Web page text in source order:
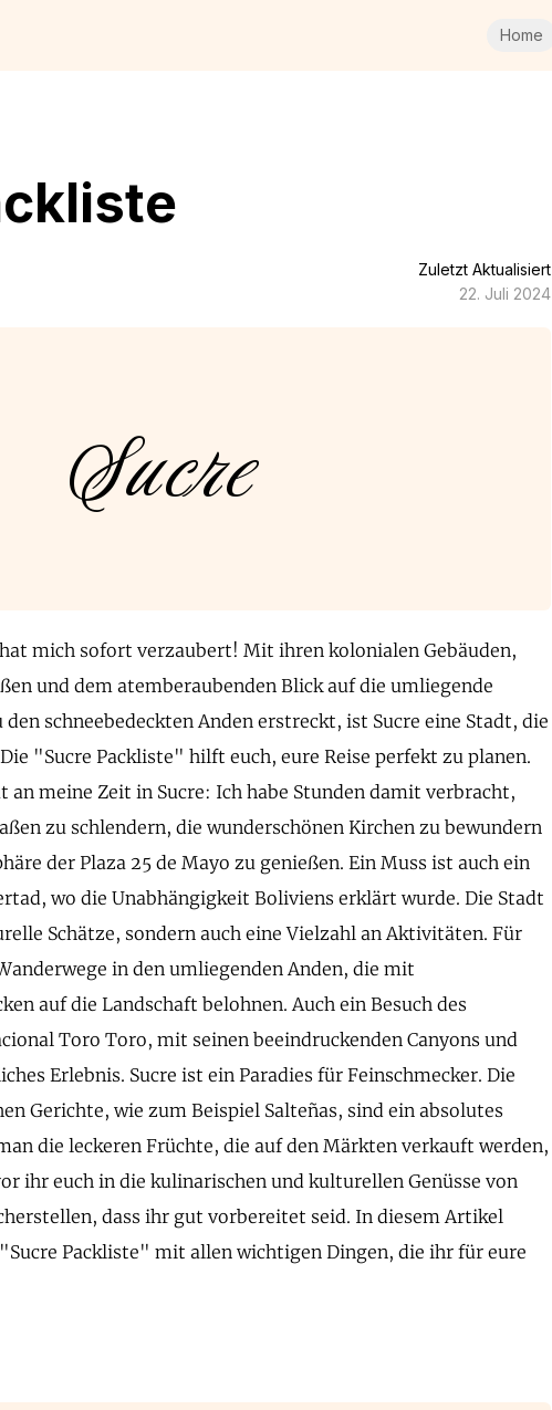
Home
Zuletzt Aktualisiert
22. Juli 2024
Sucre
mich sofort verzaubert! Mit ihren kolonialen Gebäuden,
und dem atemberaubenden Blick auf die umliegende
schneebedeckten Anden erstreckt, ist Sucre eine Stadt, die
"Sucre Packliste" hilft euch, eure Reise perfekt zu planen.
an meine Zeit in Sucre: Ich habe Stunden damit verbracht,
zu schlendern, die wunderschönen Kirchen zu bewundern
der Plaza 25 de Mayo zu genießen. Ein Muss ist auch ein
wo die Unabhängigkeit Boliviens erklärt wurde. Die Stadt
Schätze, sondern auch eine Vielzahl an Aktivitäten. Für
in den umliegenden Anden, die mit
auf die Landschaft belohnen. Auch ein Besuch des
Toro Toro, mit seinen beeindruckenden Canyons und
Erlebnis. Sucre ist ein Paradies für Feinschmecker. Die
Gerichte, wie zum Beispiel Salteñas, sind ein absolutes
die leckeren Früchte, die auf den Märkten verkauft werden,
ihr euch in die kulinarischen und kulturellen Genüsse von
dass ihr gut vorbereitet seid. In diesem Artikel
Packliste" mit allen wichtigen Dingen, die ihr für eure